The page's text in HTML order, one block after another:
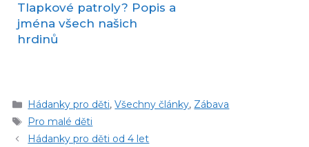
Tlapkové patroly? Popis a
jména všech našich
hrdinů
Rubriky
Hádanky pro děti,Všechny články, Zábava
Štítky
Pro malé děti
Hádanky pro děti od 4 let